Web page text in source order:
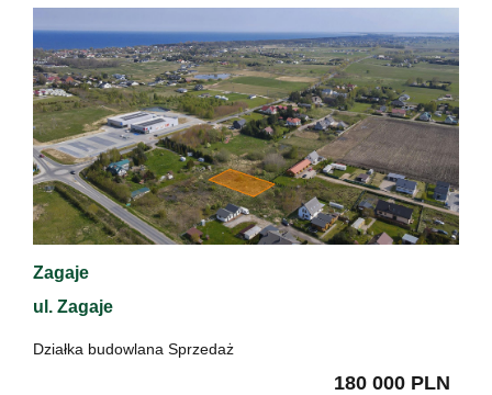
Zagaje
ul. Zagaje
Działka budowlana Sprzedaż
180 000 PLN